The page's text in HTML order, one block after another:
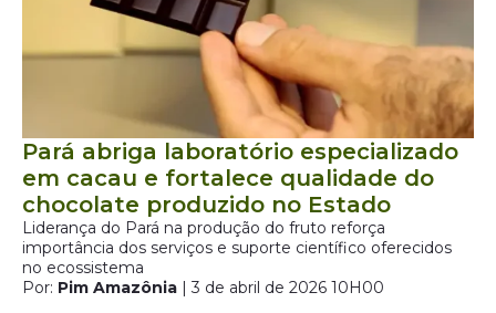
Pará abriga laboratório especializado
em cacau e fortalece qualidade do
chocolate produzido no Estado
Liderança do Pará na produção do fruto reforça
importância dos serviços e suporte científico oferecidos
no ecossistema
Por: Pim Amazônia | 3 de abril de 2026 10H00